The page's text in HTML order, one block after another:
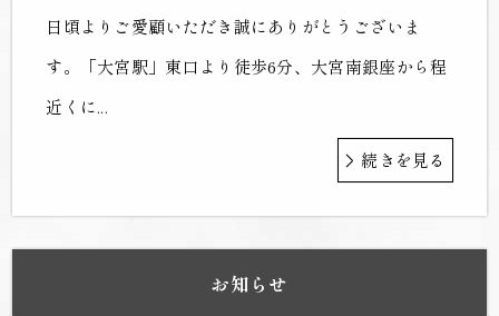
日頃よりご愛顧いただき誠にありがとうございま
す。「大宮駅」東口より徒歩6分、大宮南銀座から程
近くに...
続きを見る
お知らせ